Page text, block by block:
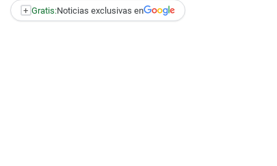
+ Gratis:Noticias exclusivas en